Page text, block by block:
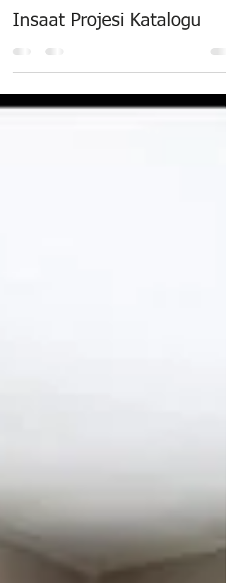
10 May 2020 1 dakikada okunur
Insaat Projesi Katalogu